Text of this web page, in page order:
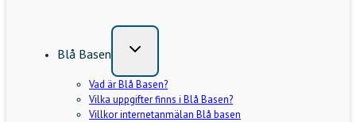
Blå Basen
Vad är Blå Basen?
Vilka uppgifter finns i Blå Basen?
Villkor internetanmälan Blå basen